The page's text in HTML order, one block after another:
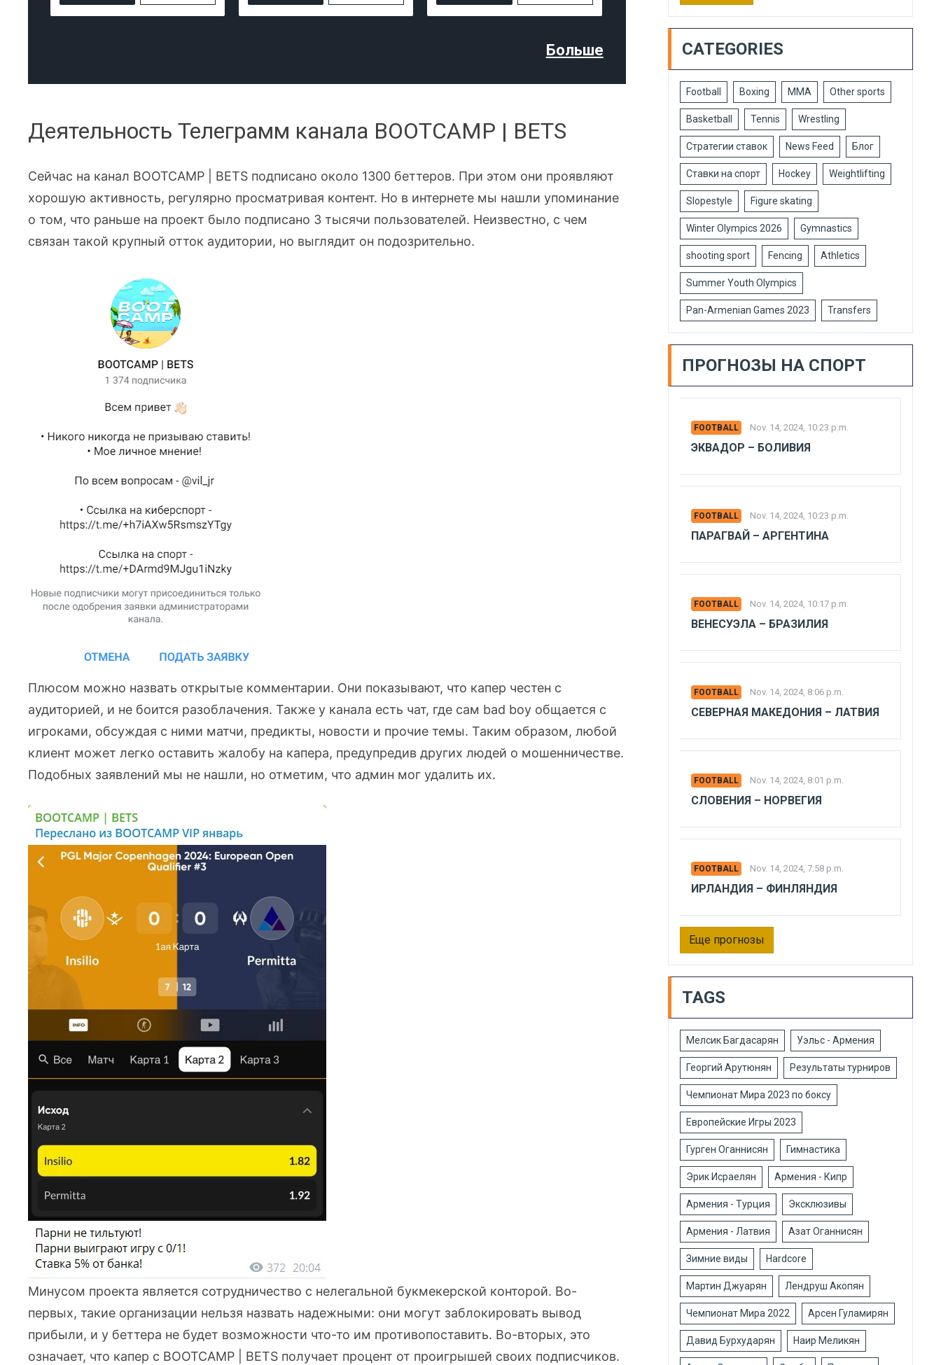
Больше
Деятельность Телеграмм канала BOOTCAMP | BETS
Сейчас на канал BOOTCAMP | BETS подписано около 1300 беттеров. При этом они проявляют
хорошую активность, регулярно просматривая контент. Но в интернете мы нашли упоминание
о том, что раньше на проект было подписано 3 тысячи пользователей. Неизвестно, с чем
связан такой крупный отток аудитории, но выглядит он подозрительно.
Плюсом можно назвать открытые комментарии. Они показывают, что капер честен с
аудиторией, и не боится разоблачения. Также у канала есть чат, где сам bad boy общается с
игроками, обсуждая с ними матчи, предикты, новости и прочие темы. Таким образом, любой
клиент может легко оставить жалобу на капера, предупредив других людей о мошенничестве.
Подобных заявлений мы не нашли, но отметим, что админ мог удалить их.
Минусом проекта является сотрудничество с нелегальной букмекерской конторой. Во-
первых, такие организации нельзя назвать надежными: они могут заблокировать вывод
прибыли, и у беттера не будет возможности что-то им противопоставить. Во-вторых, это
означает, что капер с BOOTCAMP | BETS получает процент от проигрышей своих подписчиков.
CATEGORIES
Football Boxing MMA Other sports
Basketball Tennis Wrestling
Стратегии ставок News Feed Блог
Ставки на спорт Hockey Weightlifting
Slopestyle Figure skating
Winter Olympics 2026 Gymnastics
shooting sport Fencing Athletics
Summer Youth Olympics
Pan-Armenian Games 2023 Transfers
ПРОГНОЗЫ НА СПОРТ
FOOTBALL Nov. 14, 2024, 10:23 p.m.
ЭКВАДОР – БОЛИВИЯ
FOOTBALL Nov. 14, 2024, 10:23 p.m.
ПАРАГВАЙ – АРГЕНТИНА
FOOTBALL Nov. 14, 2024, 10:17 p.m.
ВЕНЕСУЭЛА – БРАЗИЛИЯ
FOOTBALL Nov. 14, 2024, 8:06 p.m.
СЕВЕРНАЯ МАКЕДОНИЯ – ЛАТВИЯ
FOOTBALL Nov. 14, 2024, 8:01 p.m.
СЛОВЕНИЯ – НОРВЕГИЯ
FOOTBALL Nov. 14, 2024, 7:58 p.m.
ИРЛАНДИЯ – ФИНЛЯНДИЯ
Еще прогнозы
TAGS
Мелсик Багдасарян Уэльс - Армения
Георгий Арутюнян Результаты турниров
Чемпионат Мира 2023 по боксу
Европейские Игры 2023
Гурген Оганнисян Гимнастика
Эрик Исраелян Армения - Кипр
Армения - Турция Эксклюзивы
Армения - Латвия Азат Оганнисян
Зимние виды Hardcore
Мартин Джуарян Лендруш Акопян
Чемпионат Мира 2022 Арсен Гуламирян
Давид Бурхударян Наир Меликян